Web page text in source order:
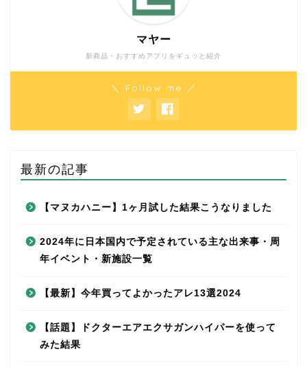
新商品・おすすめアプリをギュッと紹介
マヤー
＼ Follow me ／
最新の記事
【マヌカハニー】1ヶ月試した結果こうなりました
2024年に日本国内で予定されている主な出来事・周
年イベント・新施設一覧
【最新】今年買ってよかったアレ13選2024
【話題】ドクターエアエクサガンハイパーを使って
みた結果